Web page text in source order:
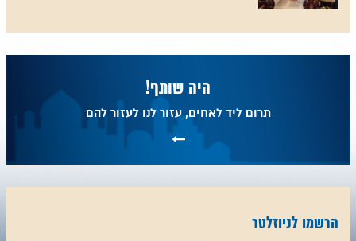
היה שותף!
תרום ליד לאחים, עזור לנו לעזור להם
הרשמו לניוזלטר